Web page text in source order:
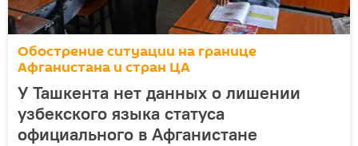
Обострение ситуации на границе
Афганистана и стран ЦА
У Ташкента нет данных о лишении
узбекского языка статуса
официального в Афганистане